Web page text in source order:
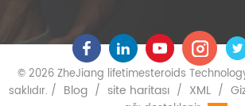
© 2026 ZheJiang lifetimesteroids
saklıdır. / Blog / site haritası / XML /